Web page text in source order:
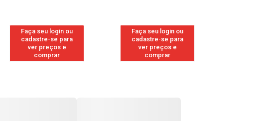
Faça seu login ou
cadastre-se para
ver preços e
comprar
Faça seu login ou
cadastre-se para
ver preços e
comprar